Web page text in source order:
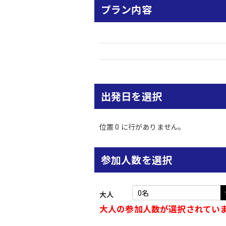
プラン内容
出発日を選択
位置 0 に行がありません。
参加人数を選択
大人
大人の参加人数が選択されてい